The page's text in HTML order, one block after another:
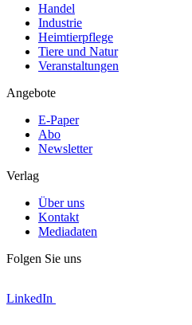
Handel
Industrie
Heimtierpflege
Tiere und Natur
Veranstaltungen
Angebote
E-Paper
Abo
Newsletter
Verlag
Über uns
Kontakt
Mediadaten
Folgen Sie uns
LinkedIn